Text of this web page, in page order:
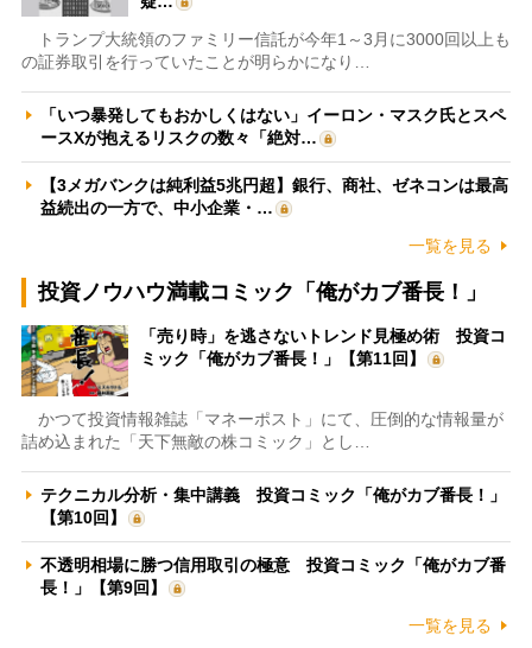
トランプ大統領のファミリー信託が今年1～3月に3000回以上も
の証券取引を行っていたことが明らかになり…
「いつ暴発してもおかしくはない」イーロン・マスク氏とスペ
ースXが抱えるリスクの数々「絶対…
【3メガバンクは純利益5兆円超】銀行、商社、ゼネコンは最高
益続出の一方で、中小企業・…
一覧を見る
投資ノウハウ満載コミック「俺がカブ番長！」
「売り時」を逃さないトレンド見極め術 投資コ
ミック「俺がカブ番長！」【第11回】
かつて投資情報雑誌「マネーポスト」にて、圧倒的な情報量が
詰め込まれた「天下無敵の株コミック」とし…
テクニカル分析・集中講義 投資コミック「俺がカブ番長！」
【第10回】
不透明相場に勝つ信用取引の極意 投資コミック「俺がカブ番
長！」【第9回】
一覧を見る